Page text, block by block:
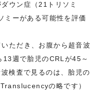
ウン症（21トリソミ
ミーがある可能性を評価
ただき、お腹から超音波
週で胎児のCRLが45～
検査で見るのは、胎児の
の略です）